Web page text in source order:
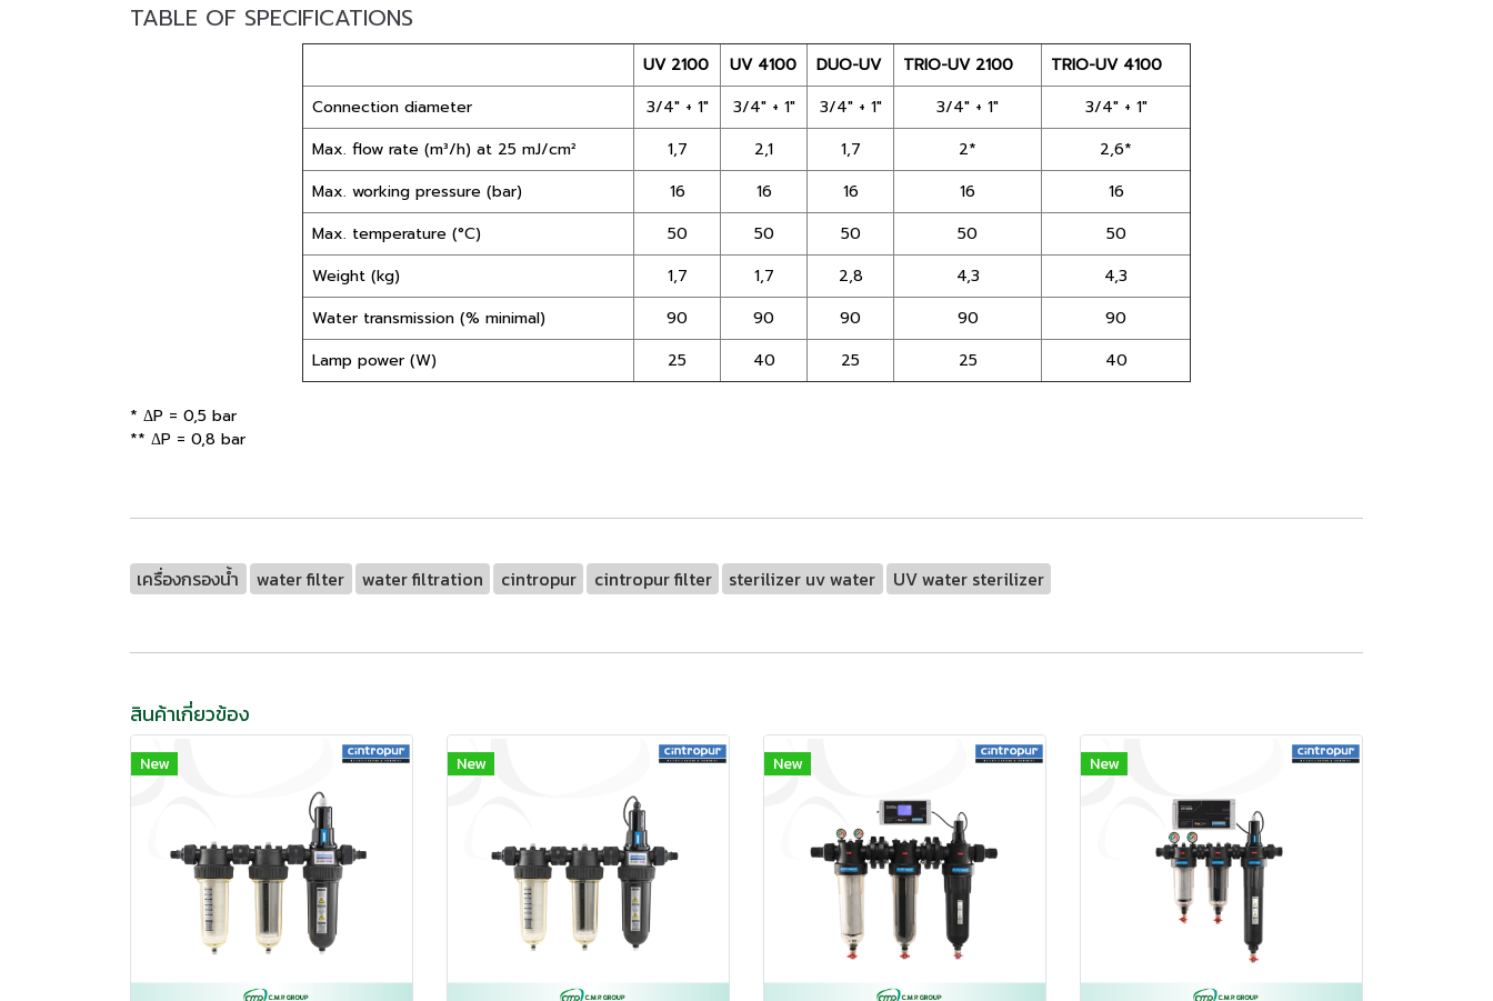
TABLE OF SPECIFICATIONS
UV 2100 UV 4100 DUO-UV TRIO-UV 2100
TRIO-UV 4100
Connection diameter
3/4" + 1" 3/4" + 1" 3/4" + 1" 3/4" + 1"
3/4" + 1"
Max. flow rate (m³/h) at 25 mJ/cm²
1,7 2,1 1,7 2*
2,6*
Max. working pressure (bar)
16 16 16 16
16
Max. temperature (°C)
50 50 50 50
50
Weight (kg)
1,7 1,7 2,8 4,3
4,3
Water transmission (% minimal)
90 90 90 90
90
Lamp power (W)
25 40 25 25 40
* ΔP = 0,5 bar
** ΔP = 0,8 bar
เครื่องกรองน้ำ water filter water filtration cintropur cintropur filter sterilizer uv water UV water sterilizer
สินค้าเกี่ยวข้อง
New New New New